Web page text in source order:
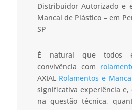
Distribuidor Autorizado e
Mancal de Plástico – em
SP
É natural que todos
convivência com
AXIAL Rolamentos e
significativa experiência e,
na questão técnica,